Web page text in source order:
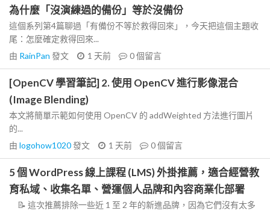
為什麼「沒演練過的備份」等於沒備份
這個系列第4篇聊過「有備份不等於救得回來」，今天把這個主題收
尾：怎麼確定救得回來...
由 RainPan 發文 1 天前 0個留言
[OpenCV 學習筆記] 2. 使用 OpenCV 進行影像混合
(Image Blending)
本文將簡單示範如何使用 OpenCV 的 addWeighted 方法進行圖片
的...
由 logohow1020發文 1 天前 0個留言
5 個 WordPress 線上課程 (LMS) 外掛推薦，適合經營教
育私域、收集名單、營運個人品牌和內容商業化部署
📝 這次推薦排除一些近 1 至 2 年的新進品牌，因為它們沒有太多